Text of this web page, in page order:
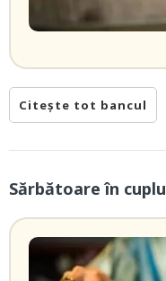
Citește tot bancul
Sărbătoare în cuplu